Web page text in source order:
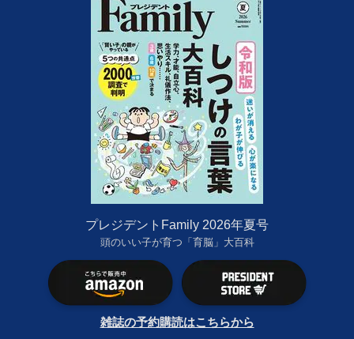
プレジデントFamily 2026年夏号
頭のいい子が育つ「育脳」大百科
雑誌の予約購読はこちらから